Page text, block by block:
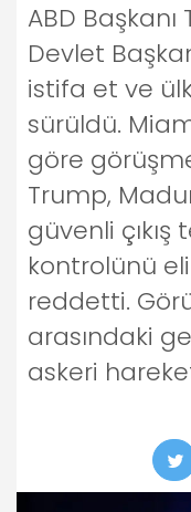
ABD
Devlet
istifa et ve
sürüldü.
göre
Trump,
güvenli
kontrolünü
reddetti.
arasındaki
askeri